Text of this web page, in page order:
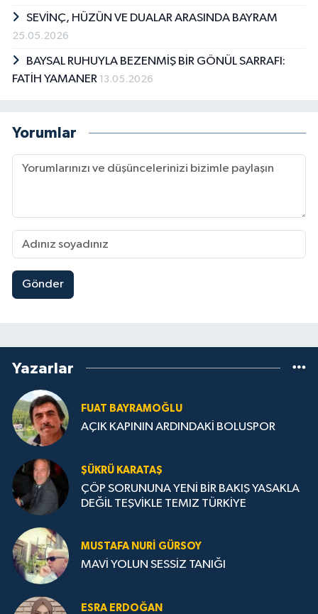
SEVİNÇ, HÜZÜN VE DUALAR ARASINDA BAYRAM
25.05.2026
BAYSAL RUHUYLA BEZENMİŞ BİR GÖNÜL SARRAFI:
FATİH YAMANER 13.05.2026
Yorumlar
Gönder
Yazarlar
FUAT BAYRAMOĞLU
AÇIK KAPININ ARDINDAKİ BOLUSPOR
ŞÜKRÜ KARATAŞ
ÇÖP SORUNUNA YENİ BİR BAKIŞ YASAKLA
DEĞİL TEŞVİKLE TEMIZ TÜRKİYE
MUSTAFA NURI GÜRSOY
MAVİ YOLUN SESSİZ TANIĞI
ESRA ERDOĞAN